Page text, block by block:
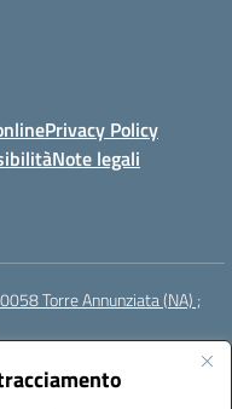
Privacy Policy
Note legali
Torre Annunziata (NA) ;